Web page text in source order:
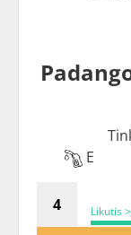
E
Likutis